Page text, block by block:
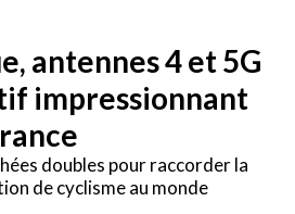
antennes 4 et 5G
impressionnant
doubles pour raccorder la
de cyclisme au monde